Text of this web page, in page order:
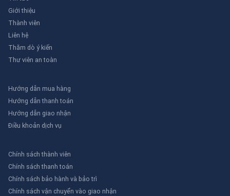
Giới thiệu
Thành viên
Liên hệ
Thăm dò ý kiến
Thư viên an toàn
Hướng dẫn mua hàng
Hướng dẫn thanh toán
Hướng dẫn giao nhận
Điều khoản dịch vụ
Chính sách thành viên
Chính sách thanh toán
Chính sách bảo hành và bảo trì
Chính sách vận chuyển vào giao nhận